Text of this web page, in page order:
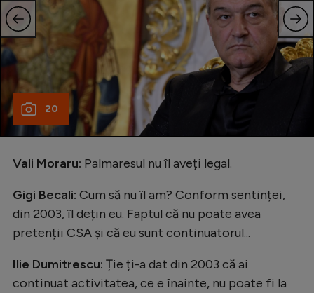
20
Vali Moraru: Palmaresul nu îl aveți legal.
Gigi Becali: Cum să nu îl am? Conform sentinței,
din 2003, îl dețin eu. Faptul că nu poate avea
pretenții CSA și că eu sunt continuatorul...
Ilie Dumitrescu: Ție ți-a dat din 2003 că ai
continuat activitatea, ce e înainte, nu poate fi la